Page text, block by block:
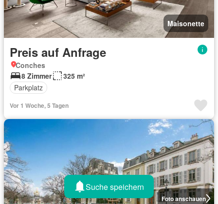
Maisonette
Preis auf Anfrage
Conches
8 Zimmer
325 m²
Parkplatz
Vor 1 Woche, 5 Tagen
Foto anschauen
Suche speichern